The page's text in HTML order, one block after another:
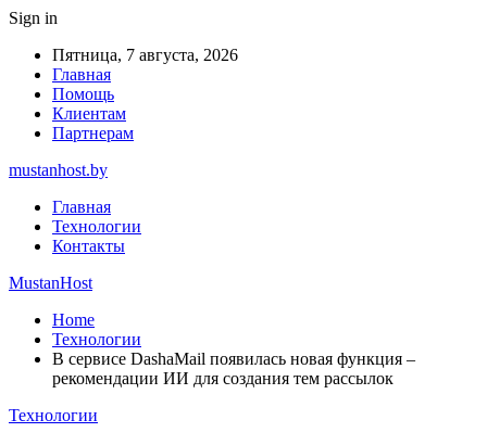
Sign in
Пятница, 7 августа, 2026
Главная
Помощь
Клиентам
Партнерам
mustanhost.by
Главная
Технологии
Контакты
MustanHost
Home
Технологии
В сервисе DashaMail появилась новая функция –
рекомендации ИИ для создания тем рассылок
Технологии